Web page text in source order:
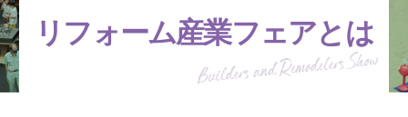
リフォーム産業フェアとは